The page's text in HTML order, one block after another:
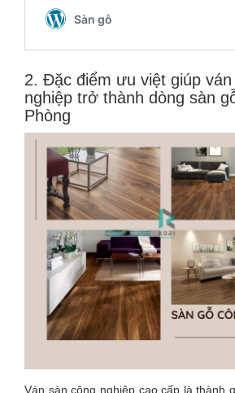
2. Đặc điểm ưu việt giúp ván
nghiệp trở thành dòng sàn
Phòng
Ván sàn công nghiệp cao cấp là thành